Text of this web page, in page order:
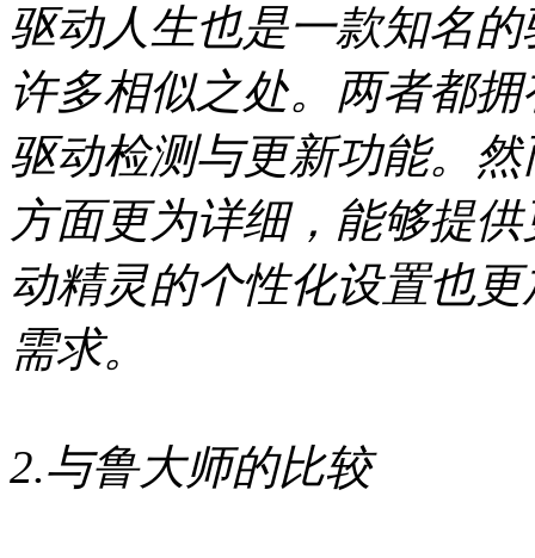
驱动人生也是一款知名
许多相似之处。两者都
驱动检测与更新功能。
方面更为详细，能够提
动精灵的个性化设置也
需求。
2.与鲁大师的比较